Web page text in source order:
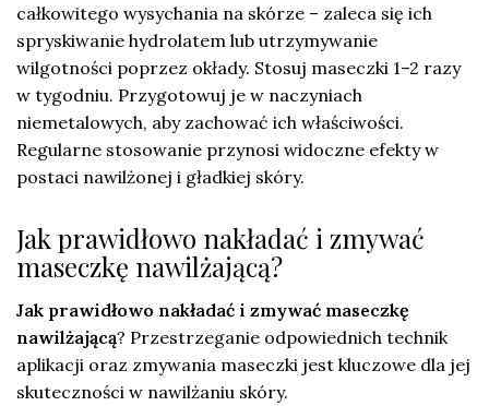
całkowitego wysychania na skórze – zaleca się ich
spryskiwanie hydrolatem lub utrzymywanie
wilgotności poprzez okłady. Stosuj maseczki 1–2 razy
w tygodniu. Przygotowuj je w naczyniach
niemetalowych, aby zachować ich właściwości.
Regularne stosowanie przynosi widoczne efekty w
postaci nawilżonej i gładkiej skóry.
Jak prawidłowo nakładać i zmywać
maseczkę nawilżającą?
Jak prawidłowo nakładać i zmywać maseczkę
nawilżającą? Przestrzeganie odpowiednich technik
aplikacji oraz zmywania maseczki jest kluczowe dla jej
skuteczności w nawilżaniu skóry.